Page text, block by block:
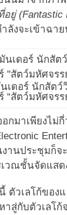
ยู่ (Fantastic
ลังจะเข้าฉาย
เดอร์ นักสัตว์
“สัตว์มหัศจรร
กมาเพียงไม่
านประชุมก็จ
วณชั้นจัดแสด
ตัวเลโก้ของ
สู่กับตัวเลโก้